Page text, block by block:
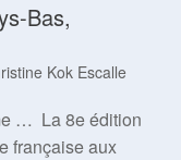
Bas,
Kok Escalle
… La 8e édition
française aux